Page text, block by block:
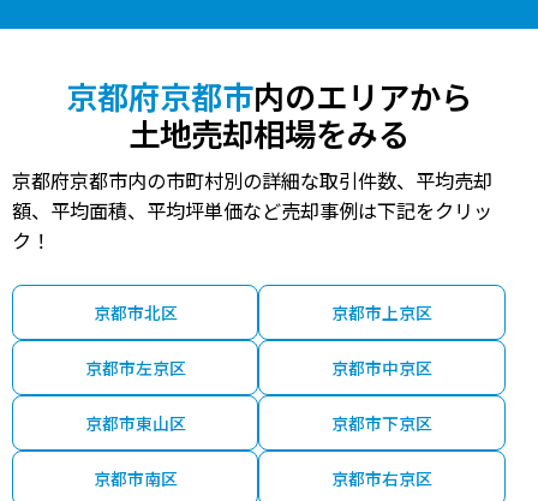
京都府京都市内のエリアから
土地売却相場をみる
京都府京都市内の市町村別の詳細な取引件数、平均売却
額、平均面積、平均坪単価など売却事例は下記をクリッ
ク！
京都市北区 京都市上京区
京都市左京区 京都市中京区
京都市東山区 京都市下京区
京都市南区 京都市右京区